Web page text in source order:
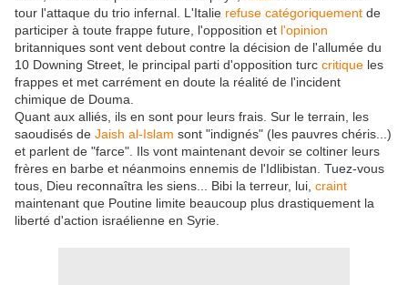
tour l'attaque du trio infernal. L'Italie refuse catégoriquement de
participer à toute frappe future, l'opposition et l'opinion
britanniques sont vent debout contre la décision de l'allumée du
10 Downing Street, le principal parti d'opposition turc critique les
frappes et met carrément en doute la réalité de l'incident
chimique de Douma.
Quant aux alliés, ils en sont pour leurs frais. Sur le terrain, les
saoudisés de Jaish al-Islam sont "indignés" (les pauvres chéris...)
et parlent de "farce". Ils vont maintenant devoir se coltiner leurs
frères en barbe et néanmoins ennemis de l'Idlibistan. Tuez-vous
tous, Dieu reconnaîtra les siens... Bibi la terreur, lui, craint
maintenant que Poutine limite beaucoup plus drastiquement la
liberté d'action israélienne en Syrie.